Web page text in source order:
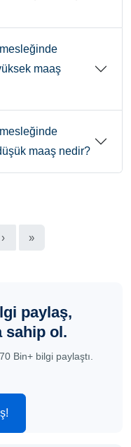
maaş
maaş nedir?
› »
paylaş,
sahip ol.
Bin+ bilgi paylaştı.